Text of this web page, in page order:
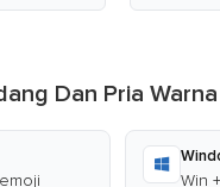
Dan Pria
Win